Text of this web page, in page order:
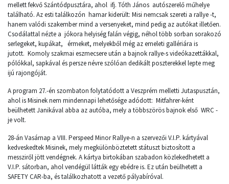
mellett fekvő Szántódpusztára, ahol ifj. Tóth János autószerelő műhelye
található. Az esti találkozón hamar kiderült: Misi nemcsak szereti a rallye -t,
hanem valódi szakember mind a versenyeket, mind pedig az autókat illetően.
Csodálattal nézte a jókora helyiség falán végig, néhol több sorban sorakozó
serlegeket, kupákat, érmeket, melyekből még az emeleti gallériára is
jutott. Komoly szakmai eszmecsere után a bajnok rallye-s videókazettákkal,
pólókkal, sapkával és persze névre szólóan dedikált poszterekkel lepte meg
ijú rajongóját.
A program 27.-én szombaton folytatódott a Veszprém melletti Jutaspusztán,
ahol is Misinek nem mindennapi lehetősége adódott: Mitfahrer-ként
beülhetett Janikával abba az autóba, mely a többszörös bajnok első WRC -
je volt.
28-án Vasárnap a VIII. Perspeed Minor Rallye-n a szervezői V.I.P. kártyával
kedveskedtek Misinek, mely megkülönböztetett státuszt biztosított a
messziről jött vendégnek. A kártya birtokában szabadon közlekedhetett a
V.I.P. sátorban, ahol vendégül látták egy ebédre is. Ez után beülhetett a
SAFETY CAR-ba, és találkozhatott a vezető pályabíróval.